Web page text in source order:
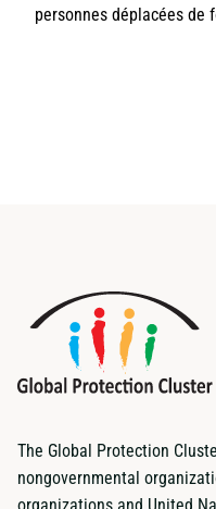
personnes déplacées de
The Global Protection
nongovernmental